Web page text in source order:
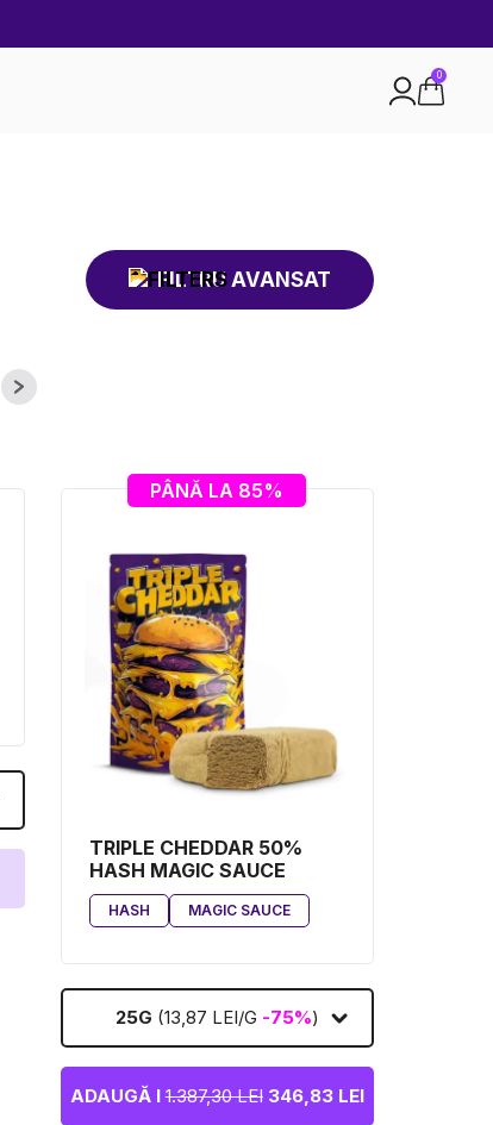
0
FILTRU AVANSAT
PÂNĂ LA 85%
TRIPLE CHEDDAR 50%
HASH MAGIC SAUCE
HASH MAGIC SAUCE
25G (13,87 LEI/G -75%)
ADAUGĂ I1.387,30 LEI346,83 LEI